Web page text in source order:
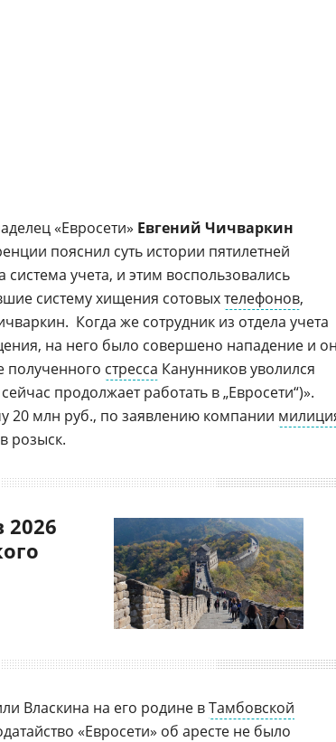
«Евросети» Евгений Чичваркин
пояснил суть истории пятилетней
учета, и этим воспользовались
систему хищения сотовыхтелефонов,
 Когда же сотрудник из отдела учета
на него было совершено нападение и
полученного стресса Канунников уволился
продолжает работать в „Евросети“)».
20 млн руб., по заявлению компании
розыск.
Власкина на его родине вТамбовской
«Евросети» об аресте не было